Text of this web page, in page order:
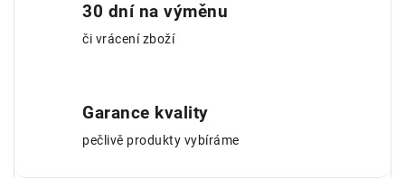
30 dní na výměnu
či vrácení zboží
Garance kvality
pečlivě produkty vybíráme